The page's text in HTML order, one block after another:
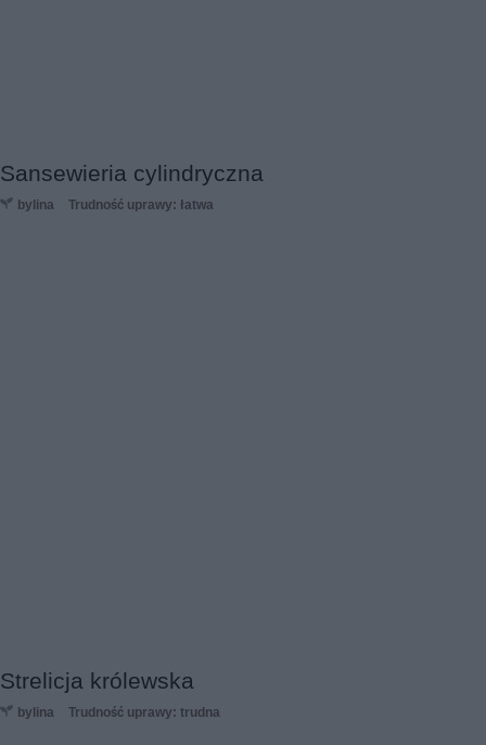
Sansewieria cylindryczna
bylina Trudność uprawy: łatwa
Strelicja królewska
bylina Trudność uprawy: trudna